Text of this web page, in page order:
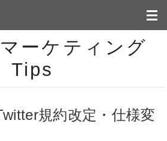
ーケティング
Tips
規約改定・仕様変